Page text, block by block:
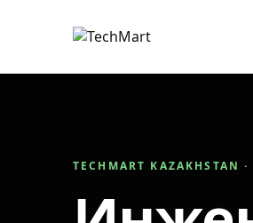
TECHMART KAZAKHSTAN